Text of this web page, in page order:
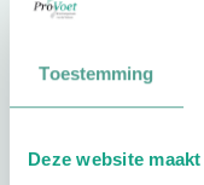
Toestemming
Deze website
Schrijf ook